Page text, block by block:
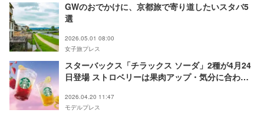
GWのおでかけに、京都旅で寄り道したいスタバ5
選
2026.05.01 08:00
女子旅プレス
スターバックス「チラックス ソーダ」2種が4月24
日登場 ストロベリーは果肉アップ・気分に合わせ
2026.04.20 11:47
モデルプレス